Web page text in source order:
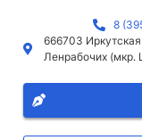
8
666703
Ленрабочих (мкр.